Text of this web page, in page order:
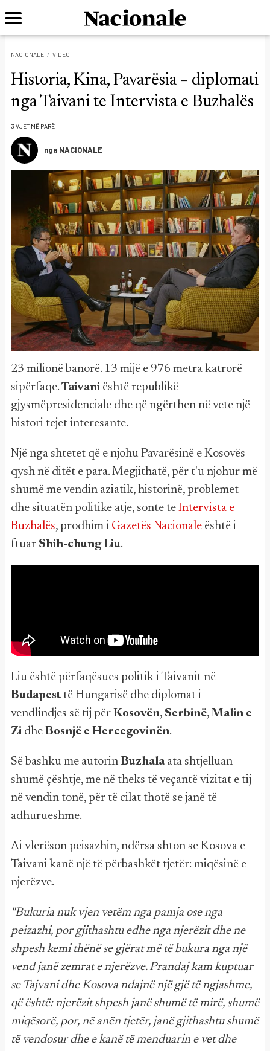
NACIONALE VIDEO
Historia, Kina, Pavarësia – diplomati
nga Taivani te Intervista e Buzhalës
3 VJET MË PARË
nga NACIONALE
23 milionë banorë. 13 mijë e 976 metra katrorë
sipërfaqe. Taivani është republikë
gjysmëpresidenciale dhe që ngërthen në vete një
histori tejet interesante.
Një nga shtetet që e njohu Pavarësinë e Kosovës
qysh në ditët e para. Megjithatë, për t'u njohur më
shumë me vendin aziatik, historinë, problemet
dhe situatën politike atje, sonte te Intervista e
Buzhalës, prodhim i Gazetës Nacionale është i
ftuar Shih-chung Liu.
Liu është përfaqësues politik i Taivanit në
Budapesttë Hungarisë dhe diplomat i
vendlindjes së tij për Kosovën, Serbinë, Malin e
Zi dhe Bosnjë e Hercegovinën.
Së bashku me autorin Buzhalaata shtjelluan
shumë çështje, me në theks të veçantë vizitat e tij
në vendin tonë, për të cilat thotë se janë të
adhurueshme.
Ai vlerëson peisazhin, ndërsa shton se Kosova e
Taivani kanë një të përbashkët tjetër: miqësinë e
njerëzve.
"Bukuria nuk vjen vetëm nga pamja ose nga
peizazhi, por gjithashtu edhe nga njerëzit dhe ne
shpesh kemi thënë se gjërat më të bukura nga një
vend janë zemrat e njerëzve. Prandaj kam kuptuar
se Tajvani dhe Kosova ndajnë një gjë të ngjashme,
që është: njerëzit shpesh janë shumë të mirë, shumë
miqësorë, por, në anën tjetër, janë gjithashtu shumë
të vendosur dhe e kanë të menduarin e vet dhe